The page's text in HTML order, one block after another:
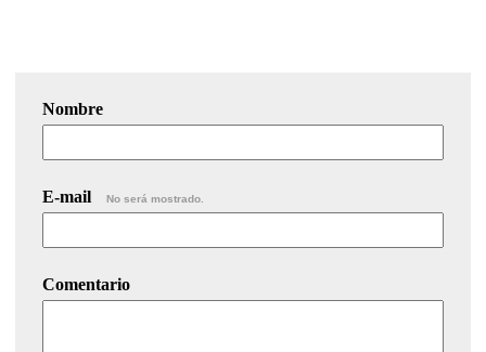
Nombre
E-mail No será mostrado.
Comentario